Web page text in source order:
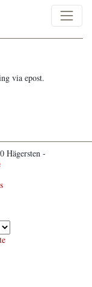
via epost.
Hägersten -